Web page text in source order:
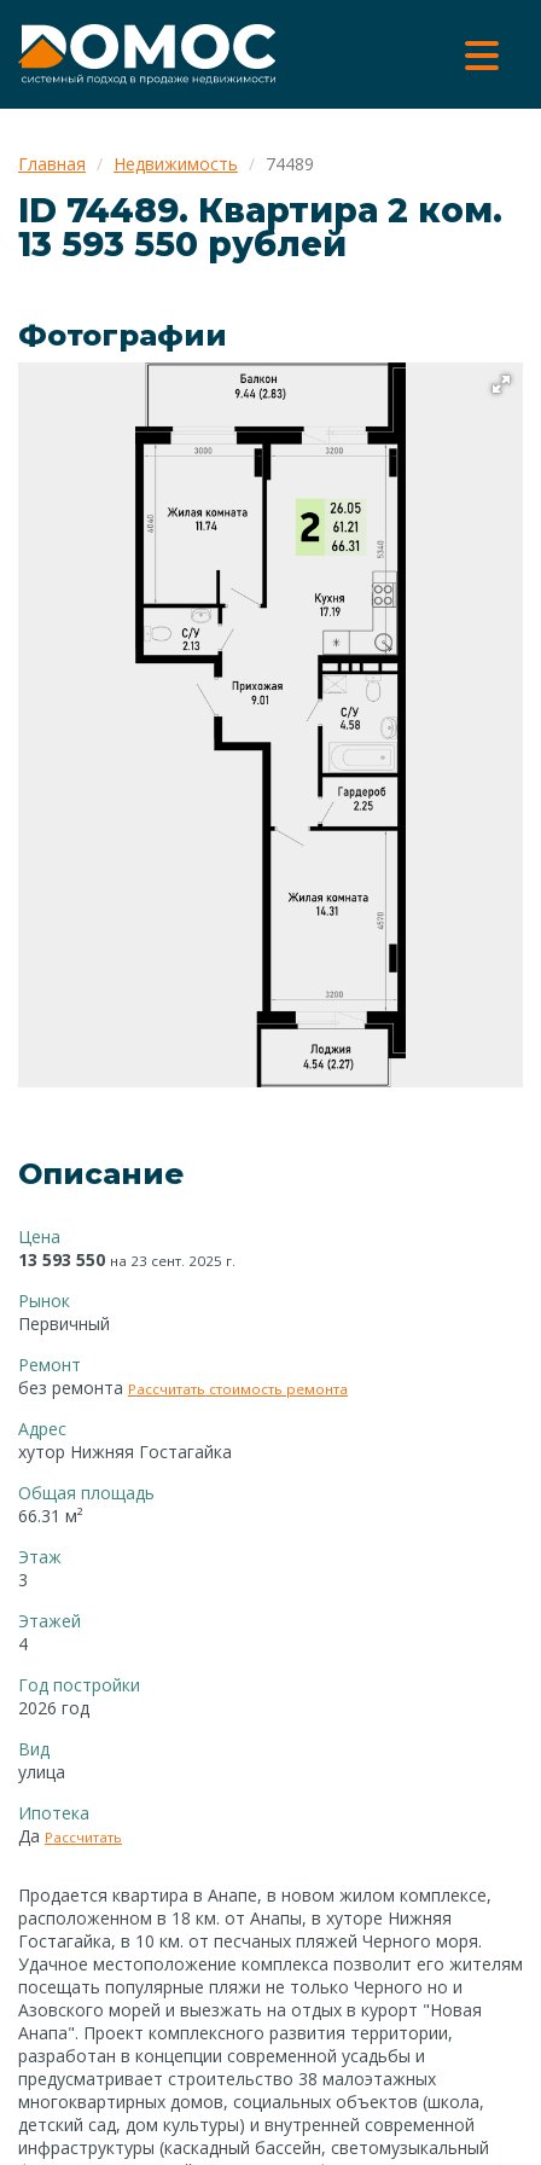
Главная Недвижимость 74489
ID 74489. Квартира 2 ком.
13 593 550 рублей
Фотографии
Описание
Цена
13 593 550 на 23 сент. 2025 г.
Рынок
Первичный
Ремонт
без ремонта Рассчитать стоимость ремонта
Адрес
хутор Нижняя Гостагайка
Общая площадь
66.31 м²
Этаж
3
Этажей
4
Год постройки
2026 год
Вид
улица
Ипотека
Да Рассчитать
Продается квартира в Анапе, в новом жилом комплексе,
расположенном в 18 км. от Анапы, в хуторе Нижняя
Гостагайка, в 10 км. от песчаных пляжей Черного моря.
Удачное местоположение комплекса позволит его жителям
посещать популярные пляжи не только Черного но и
Азовского морей и выезжать на отдых в курорт "Новая
Анапа". Проект комплексного развития территории,
разработан в концепции современной усадьбы и
предусматривает строительство 38 малоэтажных
многоквартирных домов, социальных объектов (школа,
детский сад, дом культуры) и внутренней современной
инфраструктуры (каскадный бассейн, светомузыкальный